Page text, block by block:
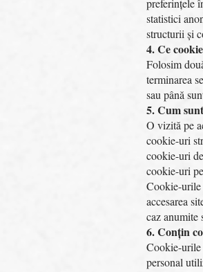
preferințele
statistici
structurii și
4. Ce
Folosim
terminarea
sau până
5. Cum
O vizită pe
cookie-uri
cookie-uri
cookie-uri
Cookie-urile
accesarea
caz anumite
6. Conțin
Cookie-urile
personal